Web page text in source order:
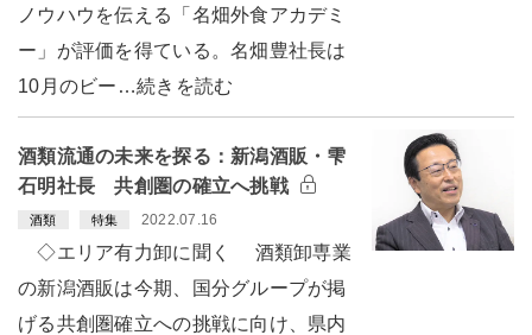
ノウハウを伝える「名畑外食アカデミ
ー」が評価を得ている。名畑豊社長は
10月のビー…続きを読む
酒類流通の未来を探る：新潟酒販・雫
石明社長 共創圏の確立へ挑戦
酒類 特集 2022.07.16
◇エリア有力卸に聞く 酒類卸専業
の新潟酒販は今期、国分グループが掲
げる共創圏確立への挑戦に向け、県内